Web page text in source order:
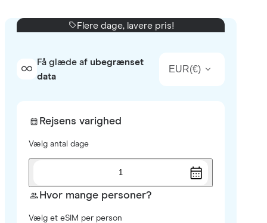
Flere dage, lavere pris!
Få glæde af ubegrænset
data
EUR(€)
Rejsens varighed
Vælg antal dage
1
Hvor mange personer?
Vælg et eSIM per person